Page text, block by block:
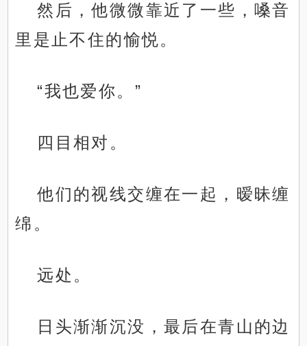
然后，他微微靠近了一些，嗓音
里是止不住的愉悦。
“我也爱你。”
四目相对。
他们的视线交缠在一起，暧昧缠
绵。
远处。
日头渐渐沉没，最后在青山的边